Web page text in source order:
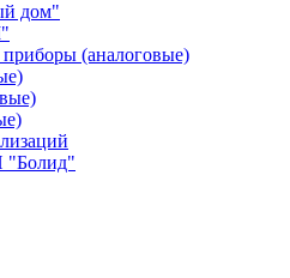
дом"
(аналоговые)
"Болид"